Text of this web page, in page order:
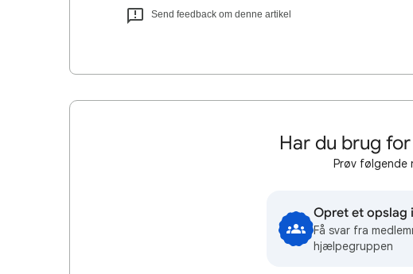
Send feedback om denne artikel
Har du brug
Prøv
Opret et
Få svar fra
hjælpegruppen